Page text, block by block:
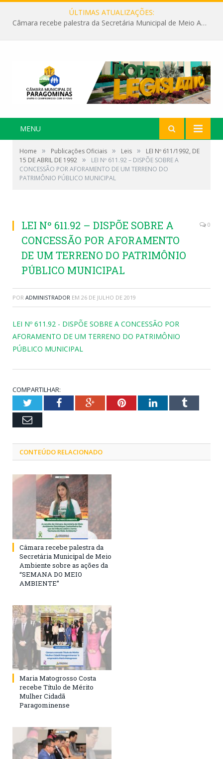
ÚLTIMAS ATUALIZAÇÕES:
Câmara recebe palestra da Secretária Municipal de Meio Ambiente sobre as ações da “SEMANA DO MEIO AMBIENTE”
MENU
Home » Publicações Oficiais » Leis »
LEI Nº 611/1992, DE
15 DE ABRIL DE 1992 »
LEI Nº 611.92 – DISPÕE SOBRE A
CONCESSÃO POR AFORAMENTO DE UM TERRENO DO
PATRIMÔNIO PÚBLICO MUNICIPAL
LEI Nº 611.92 – DISPÕE SOBRE A
CONCESSÃO POR AFORAMENTO
DE UM TERRENO DO PATRIMÔNIO
PÚBLICO MUNICIPAL
0
POR ADMINISTRADOR EM 26 DE JULHO DE 2019
LEI Nº 611.92 - DISPÕE SOBRE A CONCESSÃO POR
AFORAMENTO DE UM TERRENO DO PATRIMÔNIO
PÚBLICO MUNICIPAL
COMPARTILHAR:
TwitterFacebookGoogle+PinterestLinkedInTumblr
Email
CONTEÚDO RELACIONADO
Câmara recebe palestra da
Secretária Municipal de Meio
Ambiente sobre as ações da
“SEMANA DO MEIO
AMBIENTE”
Maria Matogrosso Costa
recebe Título de Mérito
Mulher Cidadã
Paragominense